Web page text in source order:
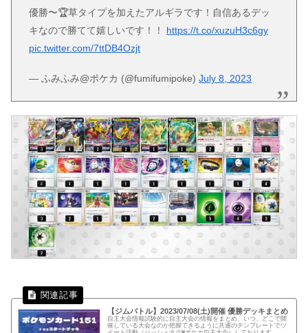
優勝〜🏆草タイプを加えたアルギラです！自信あるデッ
キなので勝てて嬉しいです！！ https://t.co/xuzuH3c6gy
pic.twitter.com/7ttDB4Ozjt
— ふみふみ@ポケカ (@fumifumipoke)July 8, 2023
【ジムバトル】2023/07/08(土)開催 優勝デッキまとめ
自主大会情報試験的に自主大会の情報をまとめ、いつ、どこで開
催している大会なのか把握できるように共通のテンプレートでツ